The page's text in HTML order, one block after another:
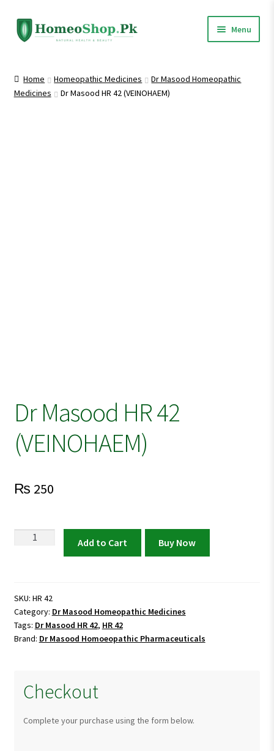
Skip
to
Skip
to
Menu
Shop All
Home Homeopathic Medicines
Dr Masood Homeopathic
Medicines
Dr Masood HR 42 (VEINOHAEM)
Dr Masood HR 42
(VEINOHAEM)
₨ 250
(VEINOHAEM)
quantity
Add to Cart Buy Now
SKU: HR 42
Category: Dr Masood Homeopathic Medicines
Tags: Dr Masood HR 42, HR 42
Brand: Dr Masood Homoeopathic Pharmaceuticals
Checkout
Complete your purchase using the form below.